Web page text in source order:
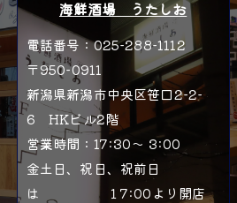
海鮮酒場 うたしお
電話番号：025-288-1112
〒950-0911
新潟県新潟市中央区笹口2-2-
6 HKビル2階
営業時間：17:30〜 3:00
金土日、祝日、祝前日
は １7:00より開店